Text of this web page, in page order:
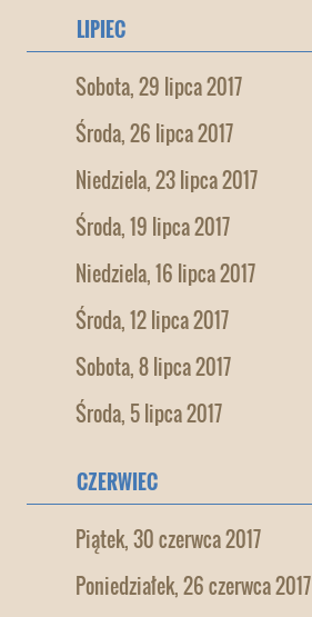
LIPIEC
Sobota, 29 lipca 2017
Środa, 26 lipca 2017
Niedziela, 23 lipca 2017
Środa, 19 lipca 2017
Niedziela, 16 lipca 2017
Środa, 12 lipca 2017
Sobota, 8 lipca 2017
Środa, 5 lipca 2017
CZERWIEC
Piątek, 30 czerwca 2017
Poniedziałek, 26 czerwca 2017